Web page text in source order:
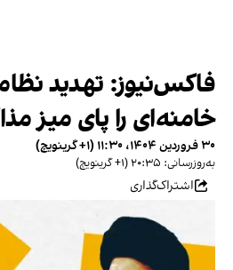
فاکس‌نیوز: تهدید
خامنه‌ای را پای میز
۳۰ فروردین ۱۴۰۴، ۱۱:۳۰ (‎+۱ گرینویچ)
به‌روزرسانی: ۲۰:۳۵ (‎+۱ گرینویچ)
اشتراک‌گذاری